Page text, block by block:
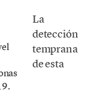
La
detección
temprana
de esta